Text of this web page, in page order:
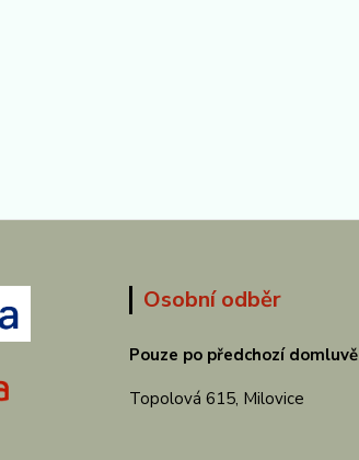
Osobní odběr
Pouze po předchozí domluvě
Topolová 615, Milovice